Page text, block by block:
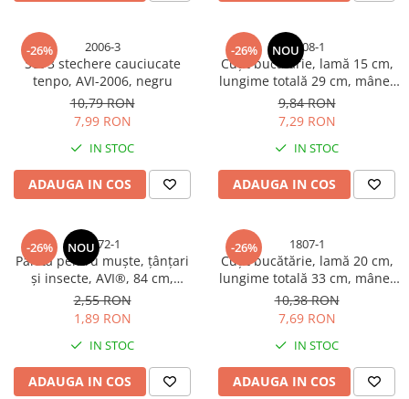
Suruburi, dibluri si accesorii
prindere
Unelte de vopsit si tencuit
Accesorii si piese de schimb
Angrenaje si foi de angrenaj
Antifurt bicicleta
Aparatori bicicleta
Benzi si articole reflectorizante
Butuci roti bicicleta
Cabluri si camasi bicicleta
-26% 2006-3
Set 3 stechere cauciucate
tenpo, AVI-2006, negru
10,79 RON
7,99 RON
IN STOC
ADAUGA IN COS
-26% NOU1808-1
Cuțit bucătărie, lamă 15 cm,
lungime totală 29 cm, mâner
albastru-negru, 85 g, AVI-1808
9,84 RON
7,29 RON
IN STOC
ADAUGA IN COS
-26% NOU3672-1
Paletă pentru muște, țânțari
și insecte, AVI®, 84 cm,
suprafață activă 18 x 15 cm,
AVI-3672
2,55 RON
1,89 RON
IN STOC
ADAUGA IN COS
-26% 1807-1
Cuțit bucătărie, lamă 20 cm,
lungime totală 33 cm, mâner
albastru-negru, 100 g, AVI-
1807
10,38 RON
7,69 RON
IN STOC
ADAUGA IN COS